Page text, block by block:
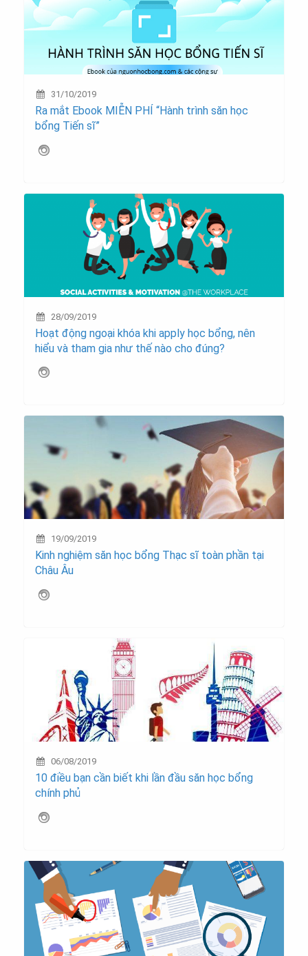
31/10/2019
Ra mắt Ebook MIỄN PHÍ “Hành trình săn học
bổng Tiến sĩ”
28/09/2019
Hoạt động ngoại khóa khi apply học bổng, nên
hiểu và tham gia như thế nào cho đúng?
19/09/2019
Kinh nghiệm săn học bổng Thạc sĩ toàn phần tại
Châu Âu
06/08/2019
10 điều bạn cần biết khi lần đầu săn học bổng
chính phủ